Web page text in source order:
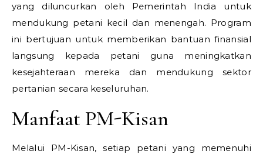
yang diluncurkan oleh Pemerintah India untuk
mendukung petani kecil dan menengah. Program
ini bertujuan untuk memberikan bantuan finansial
langsung kepada petani guna meningkatkan
kesejahteraan mereka dan mendukung sektor
pertanian secara keseluruhan.
Manfaat PM-Kisan
Melalui PM-Kisan, setiap petani yang memenuhi